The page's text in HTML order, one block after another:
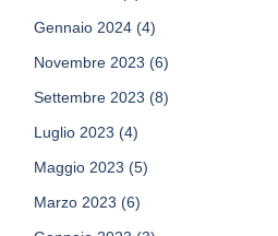
Gennaio 2024 (4)
Novembre 2023 (6)
Settembre 2023 (8)
Luglio 2023 (4)
Maggio 2023 (5)
Marzo 2023 (6)